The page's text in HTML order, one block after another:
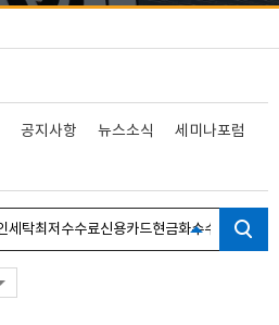
공지사항 뉴스소식
세미나포럼